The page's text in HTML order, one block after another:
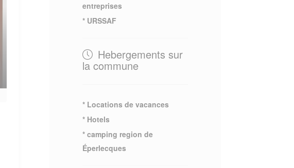
entreprises
* URSSAF
Hebergements sur
la commune
* Locations de vacances
* Hotels
* camping region de
Éperlecques